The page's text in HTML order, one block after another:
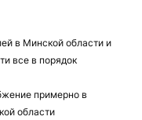
в Минской области и
все в порядок
примерно в
области